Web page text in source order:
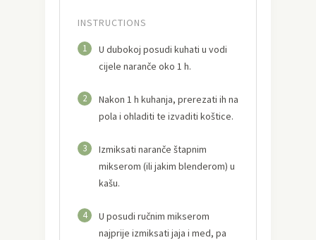
INSTRUCTIONS
1
U dubokoj posudi kuhati u vodi
cijele naranče oko 1 h.
2
Nakon 1 h kuhanja, prerezati ih na
pola i ohladiti te izvaditi koštice.
3
Izmiksati naranče štapnim
mikserom (ili jakim blenderom) u
kašu.
4
U posudi ručnim mikserom
najprije izmiksati jaja i med, pa